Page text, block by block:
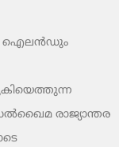
ഐലൻഡും
രാജ്യാന്തര